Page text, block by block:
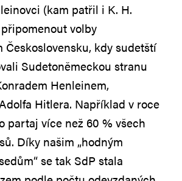
(kam patřil i K. H.
volby
Československu, kdy sudetští
Sudetoněmeckou stranu
Henleinem,
Hitlera. Například v roce
partaj více než 60 % všech
Díky našim „hodným
se tak SdP stala